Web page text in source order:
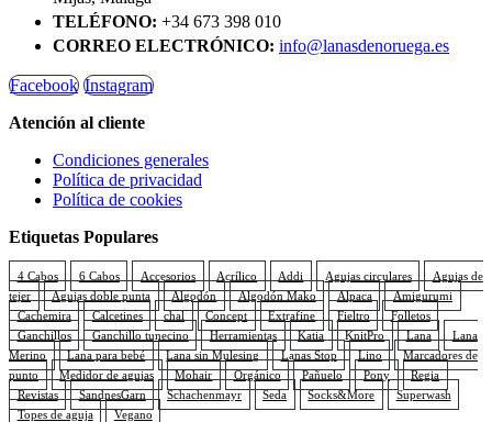
TELÉFONO: +34 673 398 010
CORREO ELECTRÓNICO: info@lanasdenoruega.es
Facebook Instagram
Atención al cliente
Condiciones generales
Política de privacidad
Política de cookies
Etiquetas Populares
4 Cabos 6 Cabos Accesorios Acrílico Addi Agujas circulares
Agujas de
tejer
Agujas doble punta Algodón Algodón Mako Alpaca
Amigurumi
Cachemira
Calcetines chal Concept Extrafine Fieltro
Folletos
Ganchillos
Ganchillo tunecino Herramientas Katia KnitPro Lana
Lana
Merino
Lana para bebé Lana sin Mulesing Lanas Stop Lino
Marcadores de
punto
Medidor de agujas Mohair Orgánico Pañuelo Pony
Regia
Revistas
SandnesGarn Schachenmayr Seda Socks&More
Superwash
Topes de aguja
Vegano